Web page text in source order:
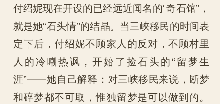
付绍妮现在开设的已经远近闻名的“奇石馆”，
就是她“石头情”的结晶。当三峡移民的时间表
定下后，付绍妮不顾家人的反对，不顾村里
人的冷嘲热讽，开始了捡石头的“留梦生
涯”——她自己解释：对三峡移民来说，断梦
和碎梦都不可取，惟独留梦是可以做到的。